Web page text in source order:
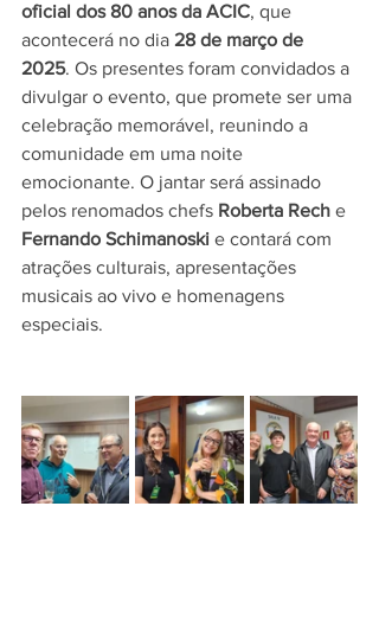
oficial dos 80 anos da ACIC, que
acontecerá no dia 28 de março de
2025. Os presentes foram convidados a
divulgar o evento, que promete ser uma
celebração memorável, reunindo a
comunidade em uma noite
emocionante. O jantar será assinado
pelos renomados chefs Roberta Rech e
Fernando Schimanoski e contará com
atrações culturais, apresentações
musicais ao vivo e homenagens
especiais.